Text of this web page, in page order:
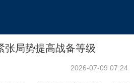
张局势提高战备等级
2026-07-09 07:24